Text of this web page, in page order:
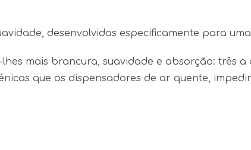
desenvolvidas especificamente para
mais brancura, suavidade e absorção: três
que os dispensadores de ar quente,